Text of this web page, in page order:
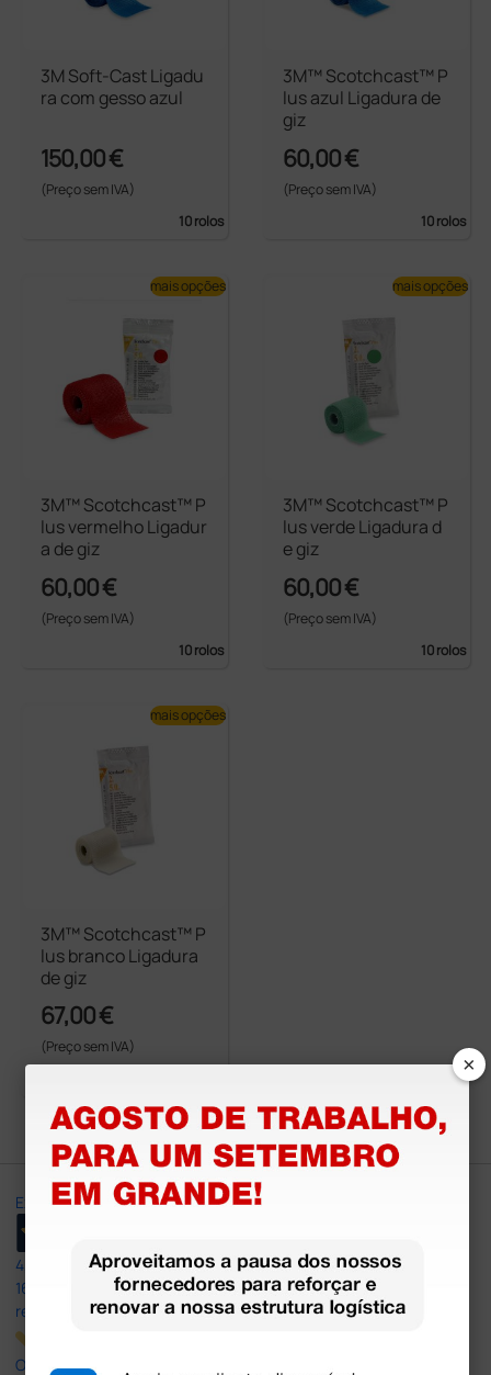
3M Soft-Cast Ligadu
ra com gesso azul
150,00 €
(Preço sem IVA)
10 rolos
3M™ Scotchcast™ P
lus azul Ligadura de
giz
60,00 €
(Preço sem IVA)
10 rolos
3M™ Scotchcast™ P
lus vermelho Ligadur
a de giz
60,00 €
(Preço sem IVA)
10 rolos
mais opções
3M™ Scotchcast™ P
lus verde Ligadura d
e giz
60,00 €
(Preço sem IVA)
10 rolos
mais opções
3M™ Scotchcast™ P
lus branco Ligadura
de giz
67,00 €
(Preço sem IVA)
mais opções
Excellent
4,8
165
reviews
Our 4 and 5 star reviews.
×